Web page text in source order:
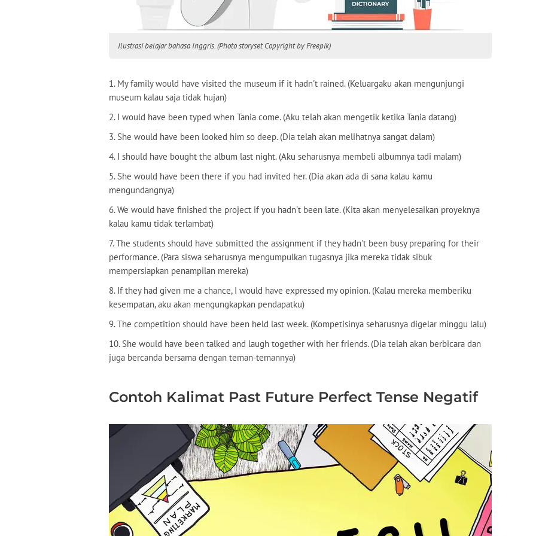
Ilustrasi belajar bahasa Inggris. (Photo storyset Copyright by Freepik)
1. My family would have visited the museum if it hadn't rained. (Keluargaku akan mengunjungi
museum kalau saja tidak hujan)
2. I would have been typed when Tania come. (Aku telah akan mengetik ketika Tania datang)
3. She would have been looked him so deep. (Dia telah akan melihatnya sangat dalam)
4. I should have bought the album last night. (Aku seharusnya membeli albumnya tadi malam)
5. She would have been there if you had invited her. (Dia akan ada di sana kalau kamu
mengundangnya)
6. We would have finished the project if you hadn't been late. (Kita akan menyelesaikan proyeknya
kalau kamu tidak terlambat)
7. The students should have submitted the assignment if they hadn't been busy preparing for their
performance. (Para siswa seharusnya mengumpulkan tugasnya jika mereka tidak sibuk
mempersiapkan penampilan mereka)
8. If they had given me a chance, I would have expressed my opinion. (Kalau mereka memberiku
kesempatan, aku akan mengungkapkan pendapatku)
9. The competition should have been held last week. (Kompetisinya seharusnya digelar minggu lalu)
10. She would have been talked and laugh together with her friends. (Dia telah akan berbicara dan
juga bercanda bersama dengan teman-temannya)
Contoh Kalimat Past Future Perfect Tense Negatif